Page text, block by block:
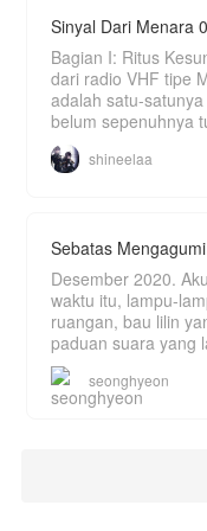
Sinyal Dari Menara
Bagian I: Ritus Kesunyian Suara desis
dari radio VHF tipe
adalah satu-
shineelaa
Sebatas
Desember 2020.
waktu itu, lampu-
ruangan, bau lilin
paduan suara yang
seonghyeon